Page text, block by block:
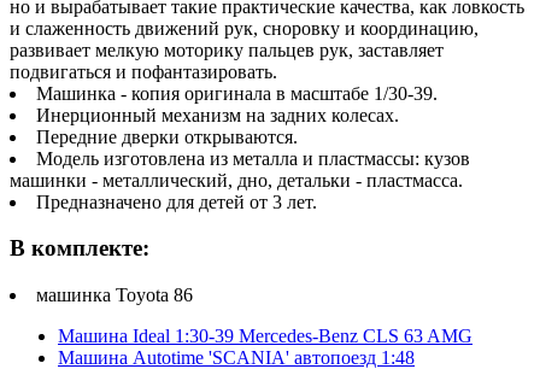
но и вырабатывает такие практические качества, как ловкость
и слаженность движений рук, сноровку и координацию,
развивает мелкую моторику пальцев рук, заставляет
подвигаться и пофантазировать.
Машинка - копия оригинала в масштабе 1/30-39.
Инерционный механизм на задних колесах.
Передние дверки открываются.
Модель изготовлена из металла и пластмассы: кузов
машинки - металлический, дно, детальки - пластмасса.
Предназначено для детей от 3 лет.
В комплекте:
машинка Toyota 86
Машина Ideal 1:30-39 Mercedes-Benz CLS 63 AMG
Машина Autotime 'SCANIA' автопоезд 1:48